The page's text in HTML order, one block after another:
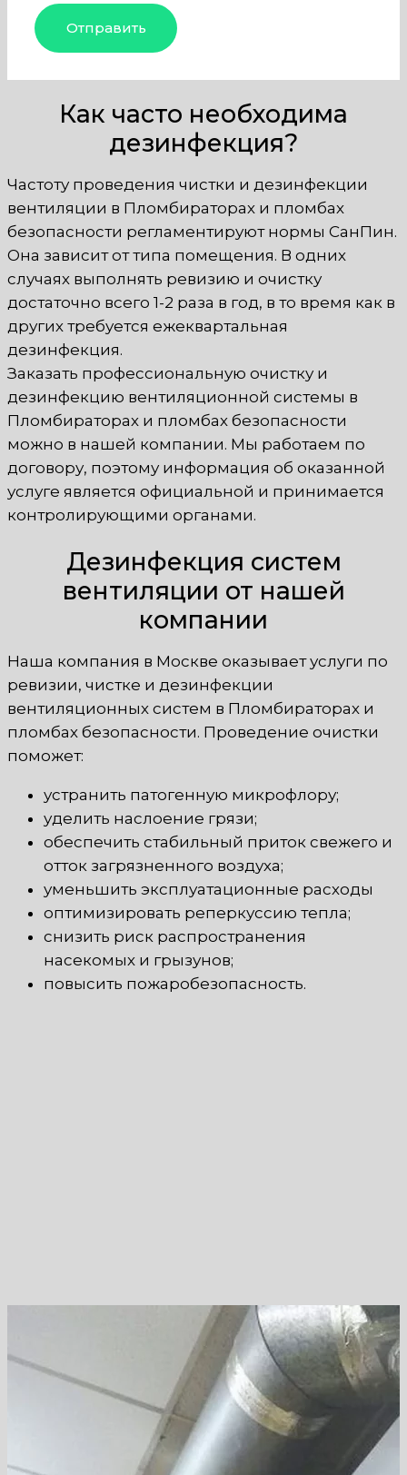
Как часто необходима
дезинфекция?
Частоту проведения чистки и дезинфекции
вентиляции в Пломбираторах и пломбах
безопасности регламентируют нормы СанПин.
Она зависит от типа помещения. В одних
случаях выполнять ревизию и очистку
достаточно всего 1-2 раза в год, в то время как в
других требуется ежеквартальная
дезинфекция.
Заказать профессиональную очистку и
дезинфекцию вентиляционной системы в
Пломбираторах и пломбах безопасности
можно в нашей компании. Мы работаем по
договору, поэтому информация об оказанной
услуге является официальной и принимается
контролирующими органами.
Дезинфекция систем
вентиляции от нашей
компании
Наша компания в Москве оказывает услуги по
ревизии, чистке и дезинфекции
вентиляционных систем в Пломбираторах и
пломбах безопасности. Проведение очистки
поможет:
устранить патогенную микрофлору;
уделить наслоение грязи;
обеспечить стабильный приток свежего и
отток загрязненного воздуха;
уменьшить эксплуатационные расходы
оптимизировать реперкуссию тепла;
снизить риск распространения
насекомых и грызунов;
повысить пожаробезопасность.